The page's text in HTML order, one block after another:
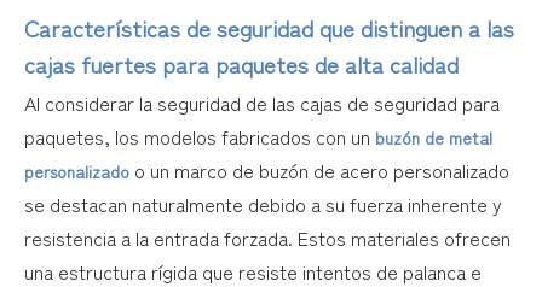
Características de seguridad que distinguen a las
cajas fuertes para paquetes de alta calidad
Al considerar la seguridad de las cajas de seguridad para
paquetes, los modelos fabricados con un buzón de metal
personalizado o un marco de buzón de acero personalizado
se destacan naturalmente debido a su fuerza inherente y
resistencia a la entrada forzada. Estos materiales ofrecen
una estructura rígida que resiste intentos de palanca e